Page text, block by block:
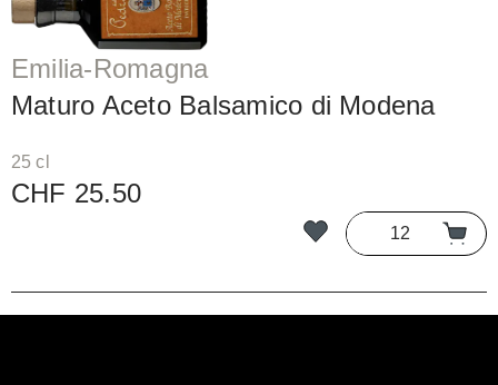
Emilia-Romagna
Maturo Aceto Balsamico di Modena
25 cl
CHF 25.50